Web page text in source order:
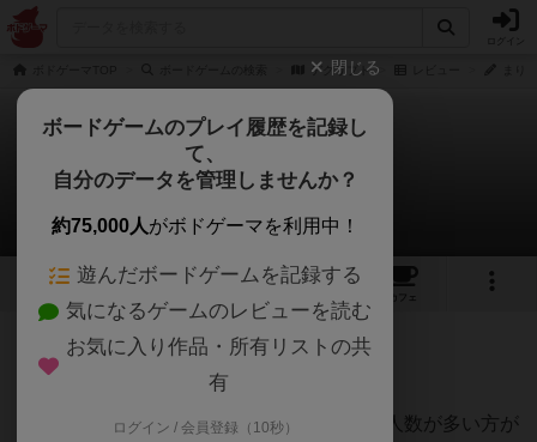
デクリプト
デクリプト
まりさんのレビュー
14 1 20
カフェ
559名 2名 0 7年弱前
レーティングが非公開に設定されたユーザー
7人でプレイしました。最低3人からですが人数が多い方が
閉じる
ボードゲームのプレイ履歴を記録し
て、
自分のデータを管理しませんか？
約75,000人がボドゲーマを利用中！
遊んだボードゲームを記録する
気になるゲームのレビューを読む
お気に入り作品・所有リストの共
有
ログイン / 会員登録（10秒）